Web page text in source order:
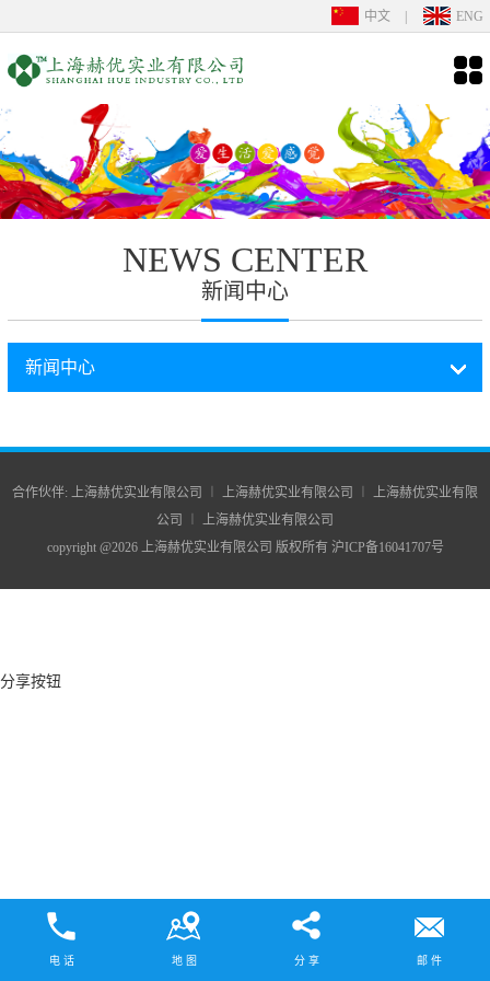
中文 ENG
NEWS CENTER
新闻中心
新闻中心
合作伙伴: 上海赫优实业有限公司 上海赫优实业有限公司
上海赫优实业有限
公司
上海赫优实业有限公司
copyright @2026 上海赫优实业有限公司 版权所有 沪ICP备16041707号
电 话 地 图 分 享 邮 件
分享按钮